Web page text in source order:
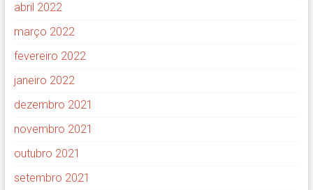
abril 2022
março 2022
fevereiro 2022
janeiro 2022
dezembro 2021
novembro 2021
outubro 2021
setembro 2021